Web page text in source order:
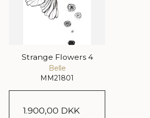
Strange Flowers 4
Belle
MM21801
1.900,00 DKK